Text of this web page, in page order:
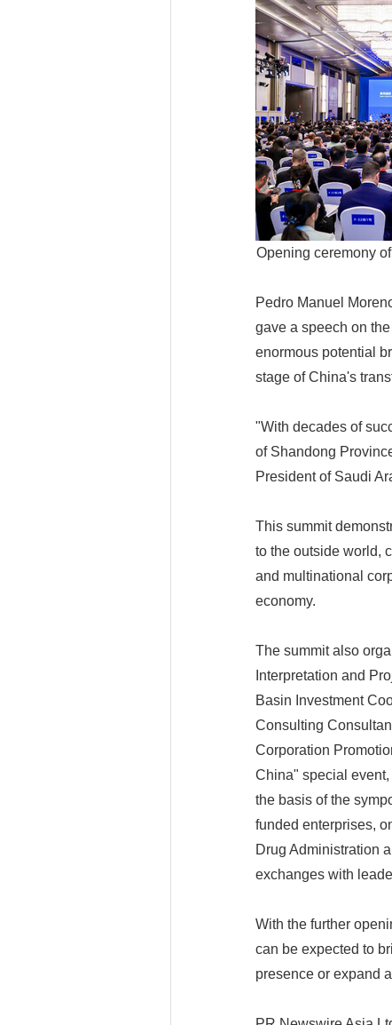
Opening ceremony
Pedro Manuel
gave a speech on
enormous potential
stage of China's
"With decades of
of Shandong
President of Saudi
This summit
to the outside world,
and multinational
economy.
The summit also
Interpretation and
Basin Investment
Consulting
Corporation
China" special
the basis of the
funded enterprises,
Drug Administration
exchanges with
With the further
can be expected to
presence or expand